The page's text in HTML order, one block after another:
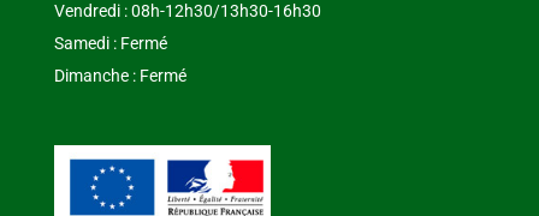
Vendredi : 08h-12h30/13h30-16h30
Samedi : Fermé
Dimanche : Fermé